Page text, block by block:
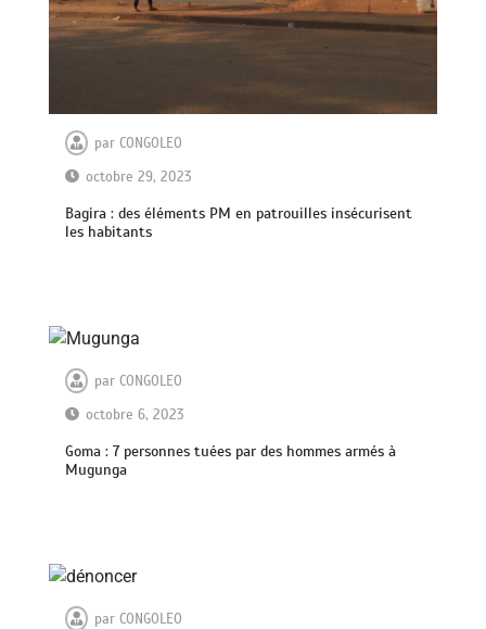
parCONGOLEO
octobre 29, 2023
Bagira : des éléments PM en patrouilles insécurisent
les habitants
parCONGOLEO
octobre 6, 2023
Goma : 7 personnes tuées par des hommes armés à
Mugunga
parCONGOLEO